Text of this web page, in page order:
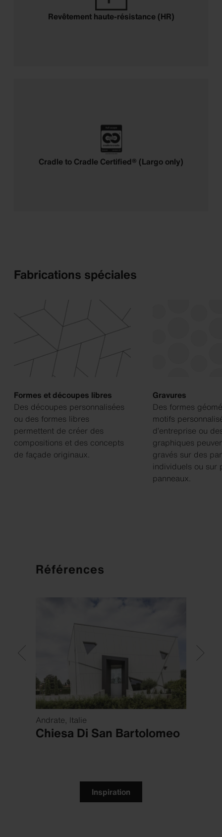
Revêtement haute-résistance (HR)
Cradle to Cradle Certified® (Largo only)
Fabrications spéciales
Formes et découpes libres
Des découpes personnalisées
ou des formes libres
permettent de créer des
compositions et des concepts
de façade originaux.
Gravures
Des formes
motifs
d’entreprise ou
graphiques
gravés sur des
individuels ou sur
panneaux.
Références
Andrate, Italie
Chiesa Di San Bartolomeo
Inspiration